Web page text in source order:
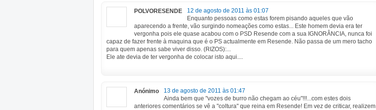
POLVORESENDE
12 de agosto de 2011 às 01:07
Enquanto pessoas como estas forem pisando aqueles que vão
aparecendo a frente, vão surgindo nomeações como estas... Este homem devia era ter
vergonha pois ele quase acabou com o PSD Resende com a sua IGNORÂNCIA, nunca foi
capaz de fazer frente à maquina que é o PS actualmente em Resende. Não passa de um mero tacho
para quem apenas sabe viver disso. (RIZOS):...
Ele ate devia de ter vergonha de colocar isto aqui....
Anónimo
13 de agosto de 2011 às 01:47
Ainda bem que "vozes de burro não chegam ao céu"!!!...com estes dois
anteriores comentários se vê a "coltura" que reina em Resende! Em vez de criticar, realizem